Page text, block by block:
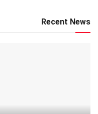
Recent News